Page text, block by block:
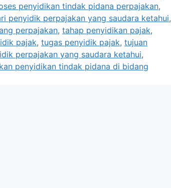
penyidikan tindak pidana perpajakan,
penyidik perpajakan yang saudara ketahui,
perpajakan, tahap penyidikan pajak,
pajak, tugas penyidik pajak, tujuan
perpajakan yang saudara ketahui,
penyidikan tindak pidana di bidang